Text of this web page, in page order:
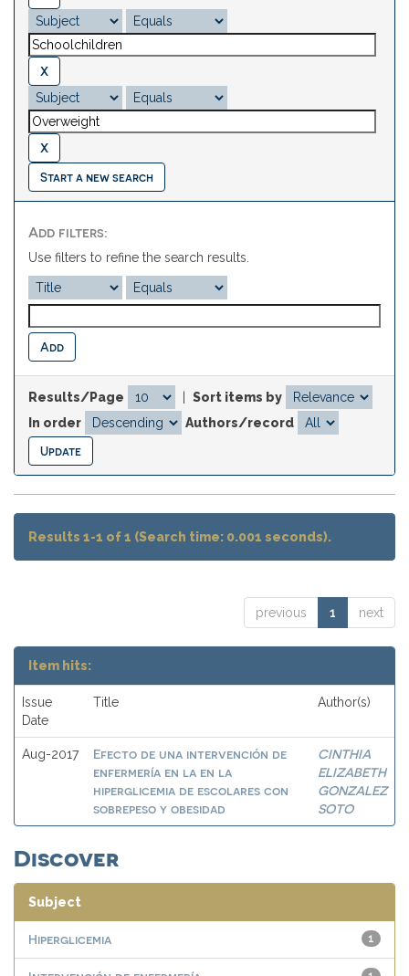
Start a new search
Add filters:
Use filters to refine the search results.
Results/Page
Sort items by
In order
Authors/record
Results 1-1 of 1 (Search time: 0.001 seconds).
previous 1 next
Item hits:
Issue
Date
Title Author(s)
Aug-2017
Efecto de una intervención de
enfermería en la en la
hiperglicemia de escolares con
sobrepeso y obesidad
CINTHIA
ELIZABETH
GONZALEZ
SOTO
Discover
Subject
1
Hiperglicemia